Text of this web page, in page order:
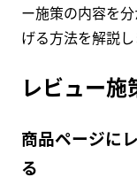
ー施策の内容を
げる方法を解説し
レビュー
商品ページに
る